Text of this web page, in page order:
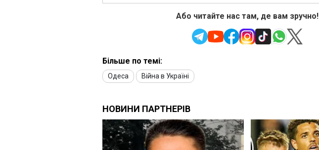
Або читайте нас там, де вам зручно!
Більше по темі:
Одеса Війна в Україні